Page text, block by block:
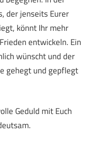
der jenseits Eurer
könnt Ihr mehr
entwickeln. Ein
wünscht und der
gehegt und gepflegt
Geduld mit Euch